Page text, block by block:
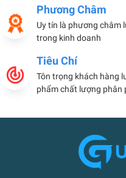
Phương Châm
Uy tín là phương châm
trong kinh doanh
Tiêu Chí
Tôn trọng khách hàng
phẩm chất lượng phân